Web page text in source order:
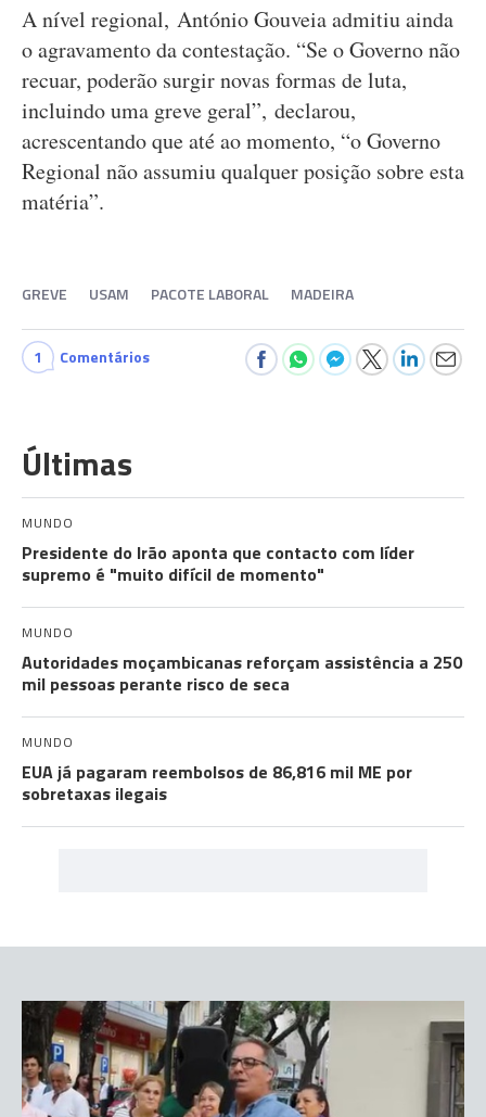
A nível regional, António Gouveia admitiu ainda
o agravamento da contestação. “Se o Governo não
recuar, poderão surgir novas formas de luta,
incluindo uma greve geral”, declarou,
acrescentando que até ao momento, “o Governo
Regional não assumiu qualquer posição sobre esta
matéria”.
GREVE USAM PACOTE LABORAL MADEIRA
1 Comentários
Últimas
MUNDO
Presidente do Irão aponta que contacto com líder
supremo é "muito difícil de momento"
MUNDO
Autoridades moçambicanas reforçam assistência a 250
mil pessoas perante risco de seca
MUNDO
EUA já pagaram reembolsos de 86,816 mil ME por
sobretaxas ilegais